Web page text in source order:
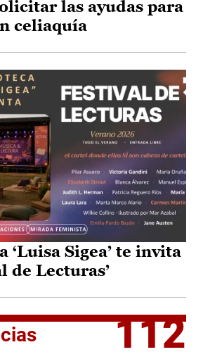
las ayudas para
celiaquía
‘Luisa Sigea’ te invita
de Lecturas’
112